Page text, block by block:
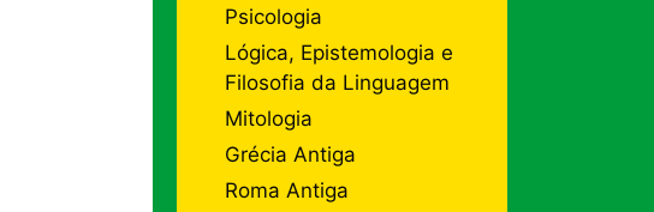
Psicologia
Lógica, Epistemologia e
Filosofia da Linguagem
Mitologia
Grécia Antiga
Roma Antiga